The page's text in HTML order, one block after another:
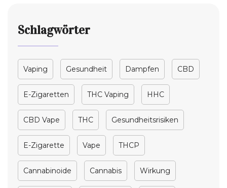
Schlagwörter
Vaping Gesundheit Dampfen CBD
E-Zigaretten THC Vaping HHC
CBD Vape THC Gesundheitsrisiken
E-Zigarette Vape THCP
Cannabinoide Cannabis Wirkung